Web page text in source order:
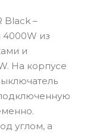
Black –
из
и
На корпусе
углом, а